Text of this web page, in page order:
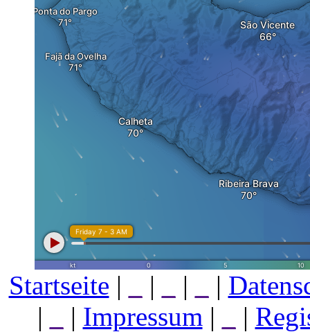
Startseite | | | |
|
| Impressum | |